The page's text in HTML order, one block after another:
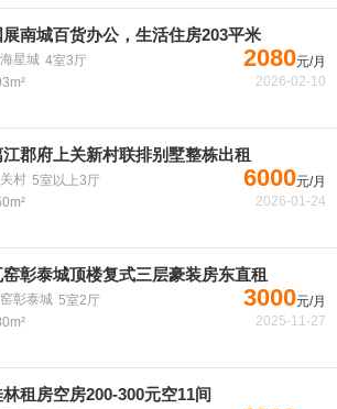
展南城百货办公，生活住房203平米
星城 4室3厅
2080元/月
2026-02-10
江郡府上关新村联排别墅整栋出租
关村 5室以上3厅
6000元/月
2026-01-24
窑彰泰城顶楼复式三层豪装房东直租
彰泰城 5室2厅
3000元/月
2025-11-27
租房空房200-300元空11间